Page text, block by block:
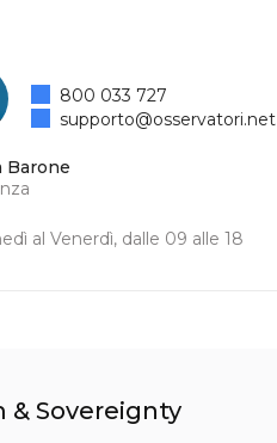
Barone
al Venerdì, dalle 09 alle 18
800 033 727
supporto@osservatori.net
& Sovereignty